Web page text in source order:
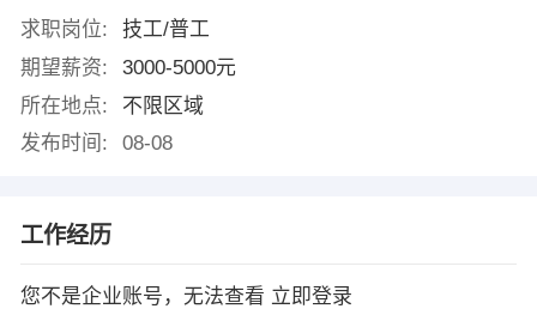
求职岗位:
技工/普工
期望薪资:
3000-5000元
所在地点:
不限区域
发布时间:
08-08
工作经历
您不是企业账号，无法查看 立即登录